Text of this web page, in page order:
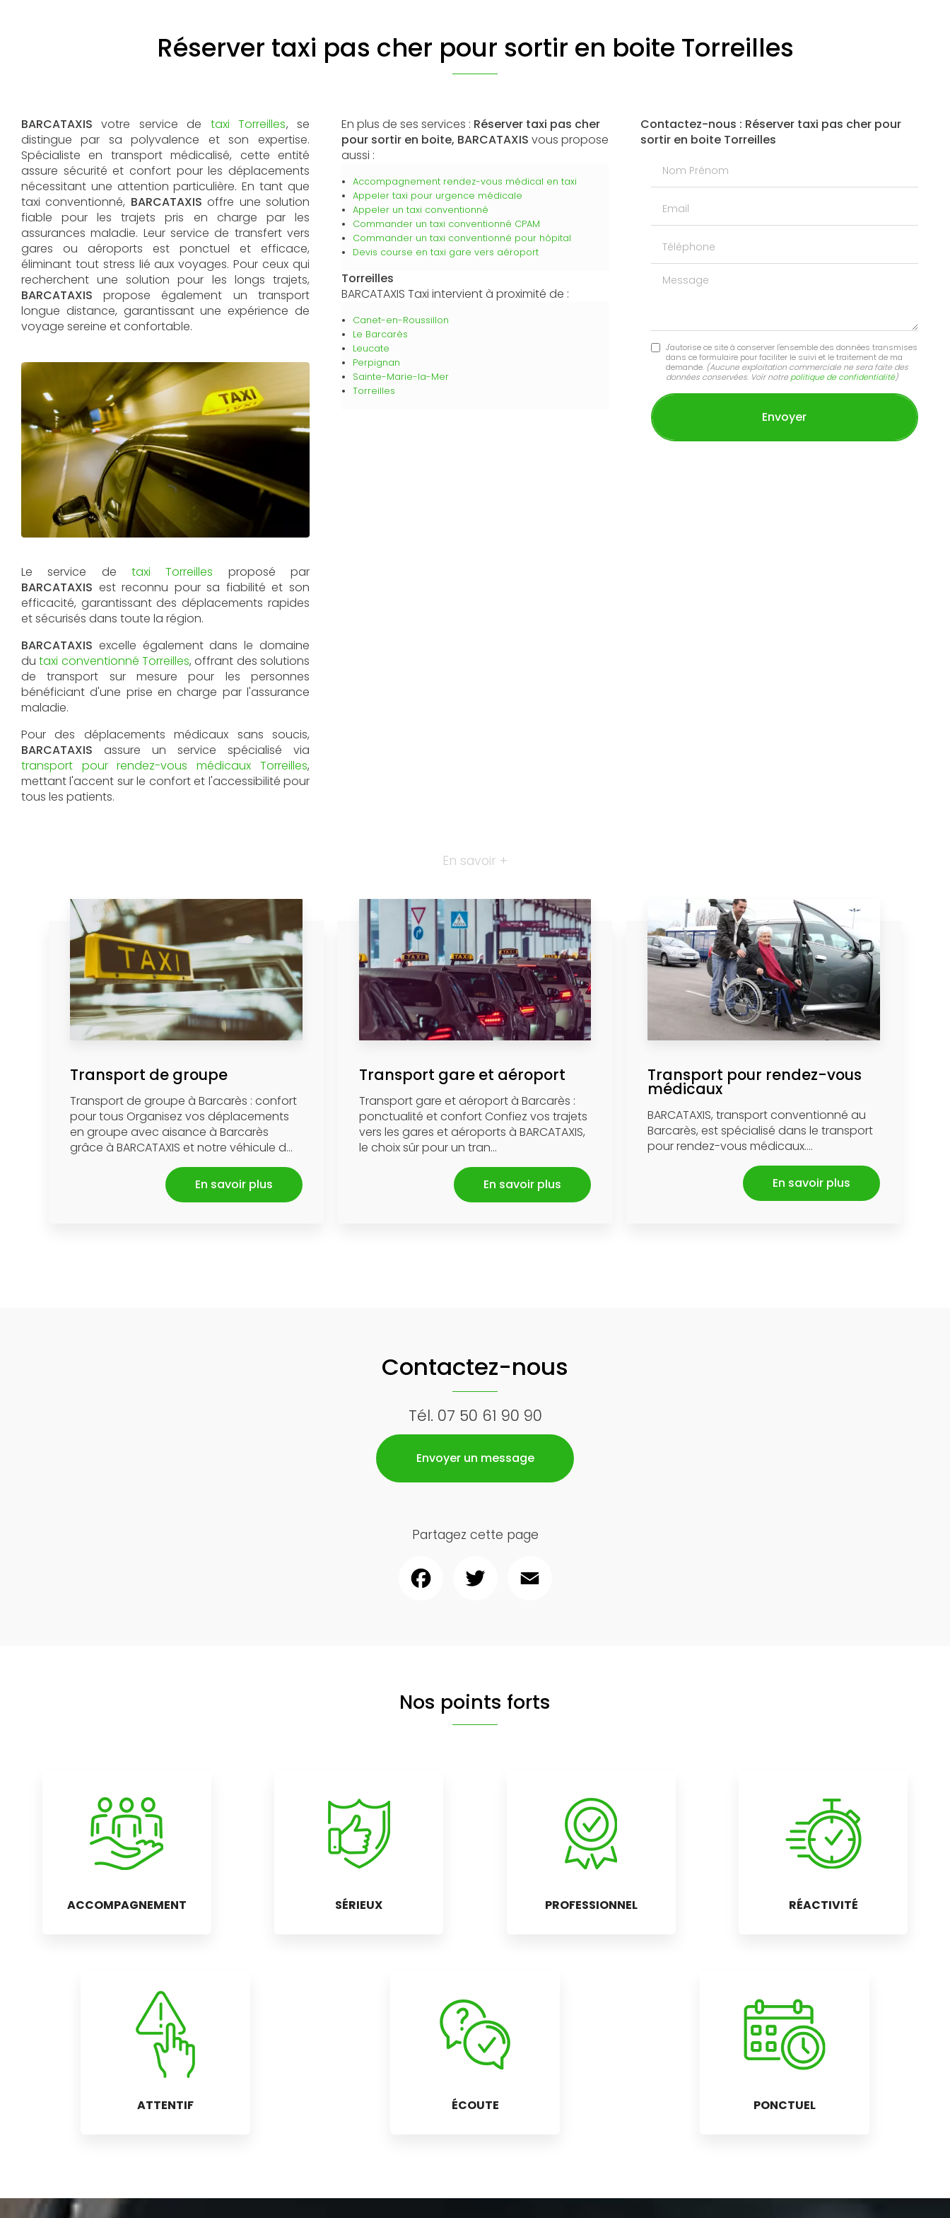
Réserver taxi pas cher pour sortir en boite Torreilles
BARCATAXIS votre service de taxi Torreilles, se
distingue par sa polyvalence et son expertise.
Spécialiste en transport médicalisé, cette entité
assure sécurité et confort pour les déplacements
nécessitant une attention particulière. En tant que
taxi conventionné, BARCATAXIS offre une solution
fiable pour les trajets pris en charge par les
assurances maladie. Leur service de transfert vers
gares ou aéroports est ponctuel et efficace,
éliminant tout stress lié aux voyages. Pour ceux qui
recherchent une solution pour les longs trajets,
BARCATAXIS propose également un transport
longue distance, garantissant une expérience de
voyage sereine et confortable.
Le service de taxi Torreilles proposé par
BARCATAXIS est reconnu pour sa fiabilité et son
efficacité, garantissant des déplacements rapides
et sécurisés dans toute la région.
BARCATAXIS excelle également dans le domaine
dutaxi conventionné Torreilles, offrant des solutions
de transport sur mesure pour les personnes
bénéficiant d'une prise en charge par l'assurance
maladie.
Pour des déplacements médicaux sans soucis,
BARCATAXIS assure un service spécialisé via
transport pour rendez-vous médicaux Torreilles,
mettant l'accent sur le confort et l'accessibilité pour
tous les patients.
En plus de ses services : Réserver taxi pas cher
pour sortir en boite, BARCATAXIS vous propose
aussi :
Accompagnement rendez-vous médical en taxi
Appeler taxi pour urgence médicale
Appeler un taxi conventionné
Commander un taxi conventionné CPAM
Commander un taxi conventionné pour hôpital
Devis course en taxi gare vers aéroport
Torreilles
BARCATAXIS Taxi intervient à proximité de :
Canet-en-Roussillon
Le Barcarès
Leucate
Perpignan
Sainte-Marie-la-Mer
Torreilles
Contactez-nous : Réserver taxi pas cher pour
sortir en boite Torreilles
Message
J'autorise ce site à conserver l'ensemble des données transmises
dans ce formulaire pour faciliter le suivi et le traitement de ma
demande. (Aucune exploitation commerciale ne sera faite des
données conservées. Voir notre politique de confidentialité)
En savoir +
Transport de groupe
Transport de groupe à Barcarès : confort
pour tous Organisez vos déplacements
en groupe avec aisance à Barcarès
grâce à BARCATAXIS et notre véhicule d...
En savoir plus
Transport gare et aéroport
Transport gare et aéroport à Barcarès :
ponctualité et confort Confiez vos trajets
vers les gares et aéroports à BARCATAXIS,
le choix sûr pour un tran...
En savoir plus
Transport pour rendez-vous
médicaux
BARCATAXIS, transport conventionné au
Barcarès, est spécialisé dans le transport
pour rendez-vous médicaux....
En savoir plus
Contactez-nous
Tél. 07 50 61 90 90
Envoyer un message
Partagez cette page
Nos points forts
ACCOMPAGNEMENT SÉRIEUX PROFESSIONNEL RÉACTIVITÉ
ATTENTIF ÉCOUTE PONCTUEL